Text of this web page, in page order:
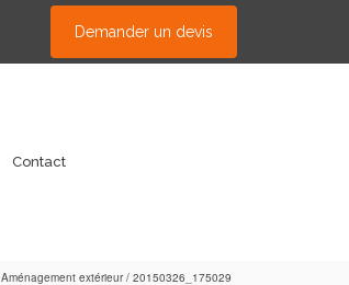
Demander un devis
Contact
Aménagement extérieur / 20150326_175029